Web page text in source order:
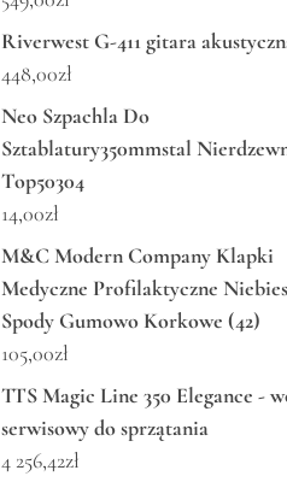
Riverwest G-411 gitara
448,00zł
Neo Szpachla Do
Sztablatury350mmstal
Top50304
14,00zł
M&C Modern Company Klapki
Medyczne Profilaktyczne
Spody Gumowo Korkowe (42)
105,00zł
TTS Magic Line 350 Elegance -
serwisowy do sprzątania
4 256,42zł